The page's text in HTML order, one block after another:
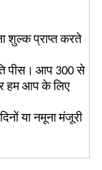
शुल्क प्राप्त करते
पीस। आप 300 से
हम आप के लिए
या नमूना मंजूरी